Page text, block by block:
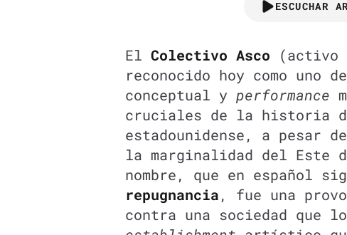
ESCUCHAR
El Colectivo Asco (activo
reconocido hoy como uno
conceptual y performance
cruciales de la historia
estadounidense, a pesar
la marginalidad del Este
nombre, que en español
repugnancia, fue una
contra una sociedad que